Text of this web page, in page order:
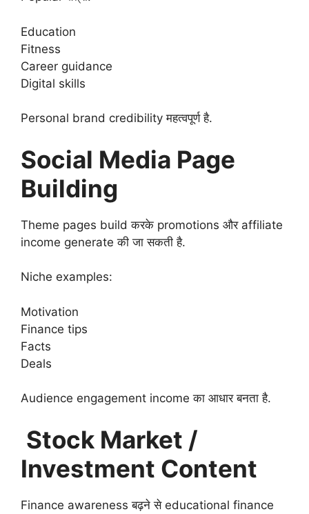
Education
Fitness
Career guidance
Digital skills
Personal brand credibility महत्वपूर्ण है.
Social Media Page
Building
Theme pages build करके promotions और affiliate
income generate की जा सकती है.
Niche examples:
Motivation
Finance tips
Facts
Deals
Audience engagement income का आधार बनता है.
Stock Market /
Investment Content
Finance awareness बढ़ने से educational finance